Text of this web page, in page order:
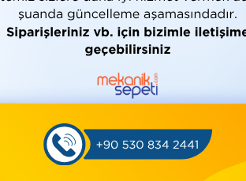
*Galvaniz Dirsek
*1/2